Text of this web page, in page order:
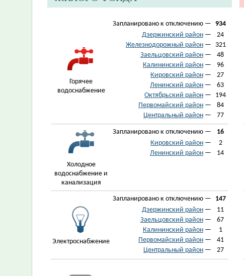
Горячее
водоснабжение
Запланировано к отключению — 934
Дзержинский район —
24
Железнодорожный район —
321
Заельцовский район —
48
Калининский район —
96
Кировский район —
27
Ленинский район —
63
Октябрьский район —
194
Первомайский район —
84
Центральный район — 77
Холодное
водоснабжение и
канализация
Запланировано к отключению —
16
Кировский район —
2
Ленинский район — 14
Электроснабжение
Запланировано к отключению —
147
Дзержинский район —
11
Заельцовский район —
67
Калининский район —
1
Первомайский район —
41
Центральный район — 27